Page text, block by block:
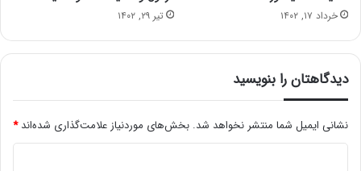
خرداد ۱۷, ۱۴۰۲ تیر ۲۹, ۱۴۰۲
دیدگاهتان را بنویسید
نشانی ایمیل شما منتشر نخواهد شد. بخش‌های موردنیاز علامت‌گذاری شده‌اند*